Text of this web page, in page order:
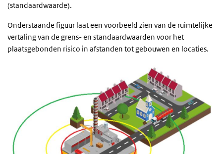
(standaardwaarde).
Onderstaande figuur laat een voorbeeld zien van de ruimtelijke
vertaling van de grens- en standaardwaarden voor het
plaatsgebonden risico in afstanden tot gebouwen en locaties.